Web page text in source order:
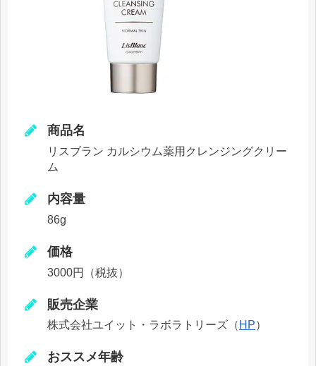
商品名
リスブラン カルシウム薬用クレンジングクリー
ム
内容量
86g
価格
3000円（税抜）
販売企業
株式会社ユイット・ラボラトリーズ（ HP）
おススメ年齢